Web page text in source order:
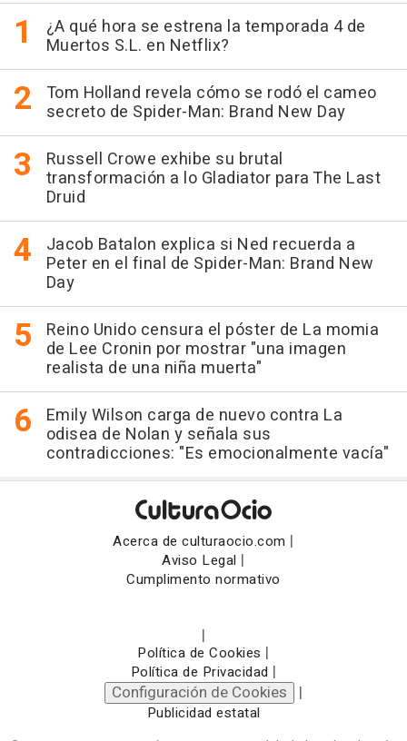
¿A qué hora se estrena la temporada 4 de
Muertos S.L. en Netflix?
Tom Holland revela cómo se rodó el cameo
secreto de Spider-Man: Brand New Day
Russell Crowe exhibe su brutal
transformación a lo Gladiator para The Last
Druid
Jacob Batalon explica si Ned recuerda a
Peter en el final de Spider-Man: Brand New
Day
Reino Unido censura el póster de La momia
de Lee Cronin por mostrar "una imagen
realista de una niña muerta"
Emily Wilson carga de nuevo contra La
odisea de Nolan y señala sus
contradicciones: "Es emocionalmente vacía"
Acerca de culturaocio.com |
Aviso Legal |
Cumplimento normativo
|
Política de Cookies |
Política de Privacidad |
Configuración de Cookies |
Publicidad estatal